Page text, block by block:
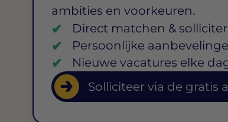
ambities en voorkeuren.
Direct matchen &
Persoonlijke
Nieuwe vacatures elke
Solliciteer via de gratis